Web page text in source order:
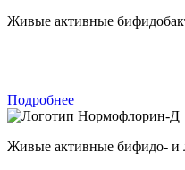
Живые активные
Подробнее
Нормофлорин-Д
Живые активные бифидо- и